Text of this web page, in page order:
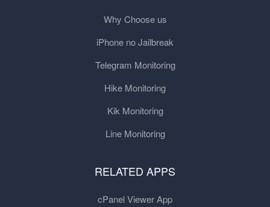
Why Choose us
iPhone no Jailbreak
Telegram Monitoring
Hike Monitoring
Kik Monitoring
Line Monitoring
RELATED APPS
cPanel Viewer App